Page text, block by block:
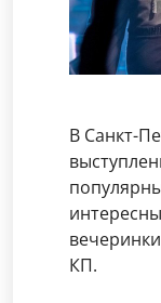
В Санкт-
КП.